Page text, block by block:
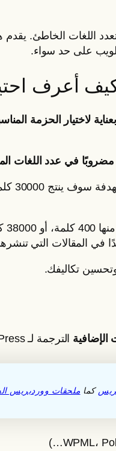
على حد سواء.
أعرف
لاختيار الحزمة
في عدد اللغات
تكاليفك.
الإضافية الترجمة لـ WordPress:
كما ملحقات ووردبريس